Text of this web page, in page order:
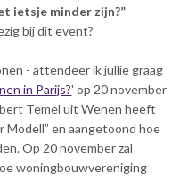
ietsje minder zijn?”
bij dit event?
- attendeer ik jullie graag
in Parijs?' op 20 november
Temel uit Wenen heeft
Modell” en aangetoond hoe
Op 20 november zal
woningbouwvereniging